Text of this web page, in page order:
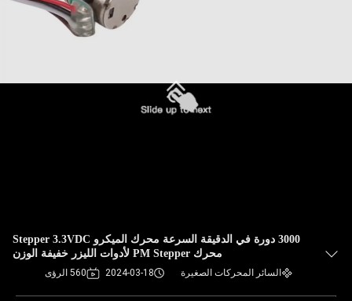
3000 دورة في الدقيقة السرعة محرك الميكرو Stepper 3.3VDC
محرك PM Stepper لأدوات الليزر خفيفة الوزن
السائر المحركات الصغيرة 2024-03-18 560 الرؤى